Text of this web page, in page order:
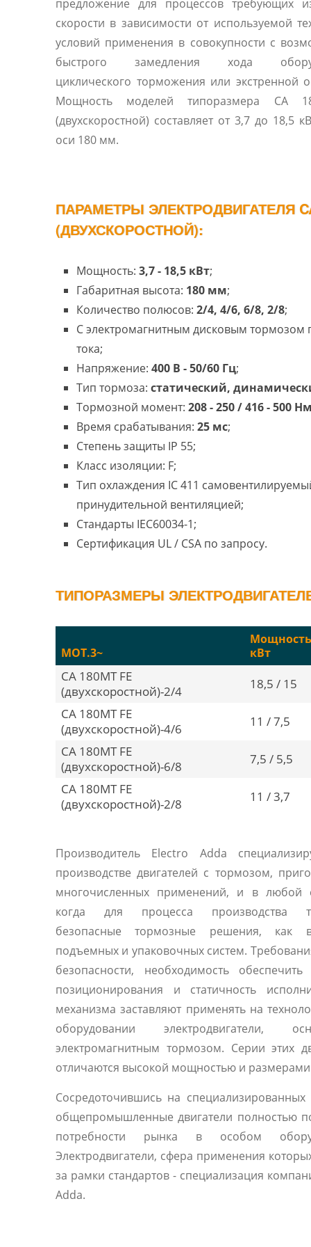
предложение для процессов требующих
скорости в зависимости от используемой
условий применения в совокупности с
быстрого замедления хода
циклического торможения или экстренной
Мощность моделей типоразмера CA
(двухскоростной) составляет от 3,7 до 18,5
оси 180 мм.
ПАРАМЕТРЫ ЭЛЕКТРОДВИГАТЕЛЯ
(ДВУХСКОРОСТНОЙ):
Мощность: 3,7 - 18,5 кВт;
Габаритная высота: 180 мм;
Количество полюсов: 2/4, 4/6, 6/8, 2/8;
С электромагнитным дисковым тормозом
тока;
Напряжение: 400 В - 50/60 Гц;
Тип тормоза: статический,
Тормозной момент: 208 - 250 / 416 - 500
Время срабатывания: 25 мс;
Степень защиты IP 55;
Класс изоляции: F;
Тип охлаждения IC 411
принудительной вентиляцией;
Стандарты IEC60034-1;
Сертификация UL / CSA по запросу.
ТИПОРАЗМЕРЫ
MOT.3~
кВт
CA 180MT FE
(двухскоростной)-2/4
18,5 / 15
CA 180MT FE
(двухскоростной)-4/6
11 / 7,5
CA 180MT FE
(двухскоростной)-6/8
7,5 / 5,5
CA 180MT FE
(двухскоростной)-2/8
11 / 3,7
Производитель Electro Adda
производстве двигателей с тормозом,
многочисленных применений, и в любой
когда для процесса производства
безопасные тормозные решения, как
подъемных и упаковочных систем.
безопасности, необходимость обеспечить
позиционирования и статичность
механизма заставляют применять на
оборудовании электродвигатели,
электромагнитным тормозом. Серии этих
отличаются высокой мощностью и
Сосредоточившись на специализированных
общепромышленные двигатели полностью
потребности рынка в особом
Электродвигатели, сфера применения
за рамки стандартов - специализация
Adda.